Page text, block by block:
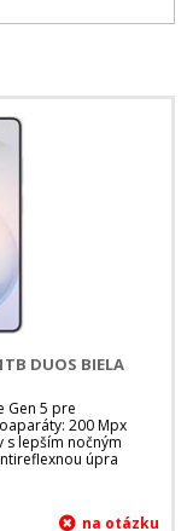
DUOS BIELA
Gen 5 pre
200 Mpx
s lepším nočným
úpra